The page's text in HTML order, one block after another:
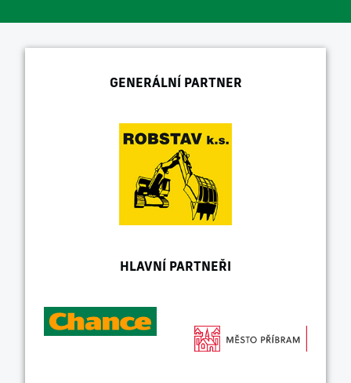
GENERÁLNÍ PARTNER
HLAVNÍ PARTNEŘI